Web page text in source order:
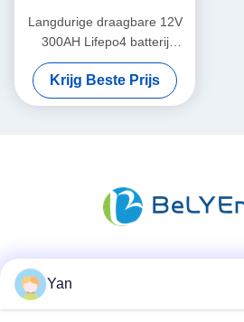
Langdurige draagbare 12V
300AH Lifepo4 batterij
Nieuwe A-cellen lange
levensduur
Krijg Beste Prijs
Yan